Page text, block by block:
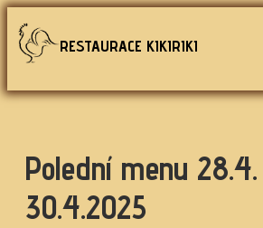
na
obsah
RESTAURACE KIKIRIKI
Polední menu
30.4.2025